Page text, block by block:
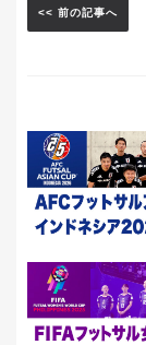
<< 前の記事へ